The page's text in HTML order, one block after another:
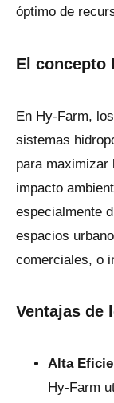
óptimo de
El concepto
En Hy-Farm,
sistemas
para maximizar
impacto
especialmente
espacios
comerciales, o
Ventajas de
Alta
Hy-Farm